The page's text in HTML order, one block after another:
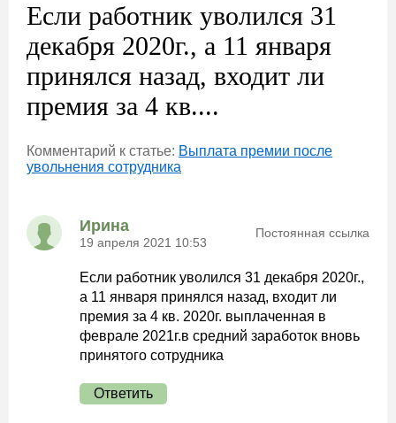
Если работник уволился 31
декабря 2020г., а 11 января
принялся назад, входит ли
премия за 4 кв....
Комментарий к статье: Выплата премии после
увольнения сотрудника
Ирина
19 апреля 2021 10:53
Постоянная ссылка
Если работник уволился 31 декабря 2020г.,
а 11 января принялся назад, входит ли
премия за 4 кв. 2020г. выплаченная в
феврале 2021г.в средний заработок вновь
принятого сотрудника
Ответить